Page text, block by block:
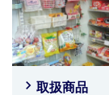
navigate_next 取扱商品